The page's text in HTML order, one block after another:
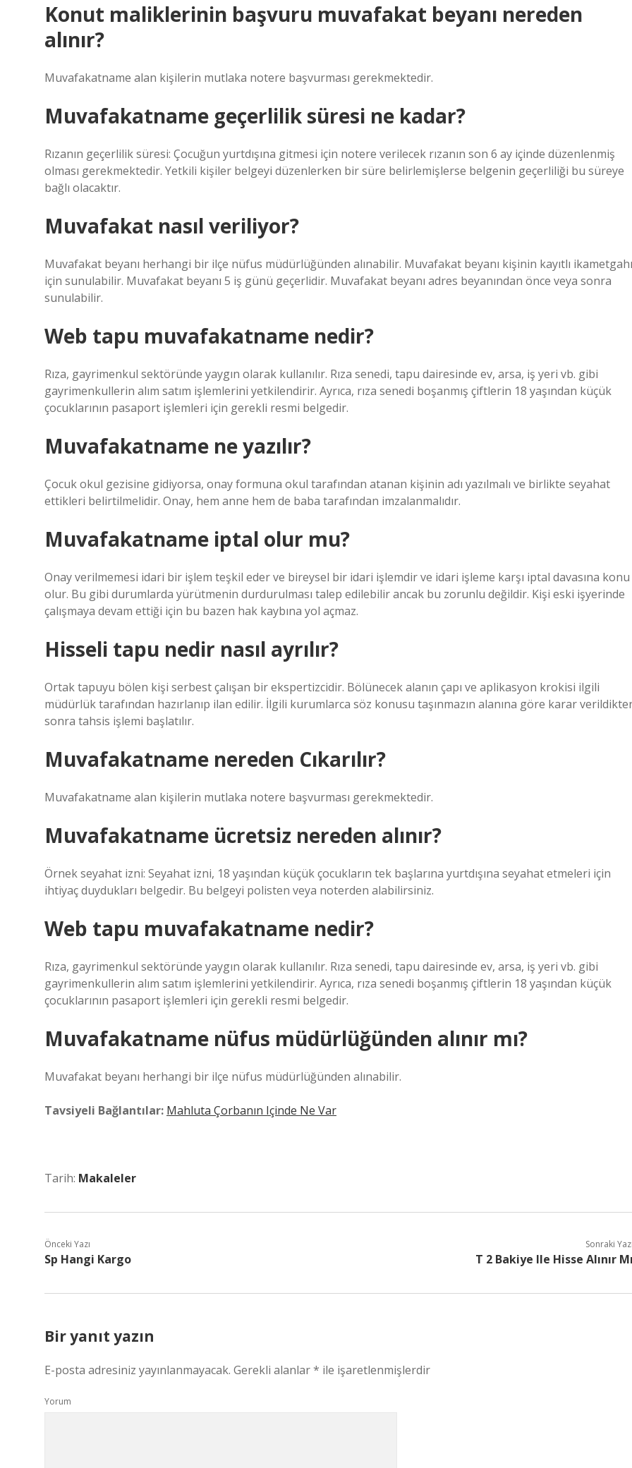
Konut maliklerinin başvuru muvafakat beyanı nereden
alınır?
Muvafakatname alan kişilerin mutlaka notere başvurması gerekmektedir.
Muvafakatname geçerlilik süresi ne kadar?
Rızanın geçerlilik süresi: Çocuğun yurtdışına gitmesi için notere verilecek rızanın son 6 ay içinde düzenlenmiş
olması gerekmektedir. Yetkili kişiler belgeyi düzenlerken bir süre belirlemişlerse belgenin geçerliliği bu süreye
bağlı olacaktır.
Muvafakat nasıl veriliyor?
Muvafakat beyanı herhangi bir ilçe nüfus müdürlüğünden alınabilir. Muvafakat beyanı kişinin kayıtlı ikametgahı
için sunulabilir. Muvafakat beyanı 5 iş günü geçerlidir. Muvafakat beyanı adres beyanından önce veya sonra
sunulabilir.
Web tapu muvafakatname nedir?
Rıza, gayrimenkul sektöründe yaygın olarak kullanılır. Rıza senedi, tapu dairesinde ev, arsa, iş yeri vb. gibi
gayrimenkullerin alım satım işlemlerini yetkilendirir. Ayrıca, rıza senedi boşanmış çiftlerin 18 yaşından küçük
çocuklarının pasaport işlemleri için gerekli resmi belgedir.
Muvafakatname ne yazılır?
Çocuk okul gezisine gidiyorsa, onay formuna okul tarafından atanan kişinin adı yazılmalı ve birlikte seyahat
ettikleri belirtilmelidir. Onay, hem anne hem de baba tarafından imzalanmalıdır.
Muvafakatname iptal olur mu?
Onay verilmemesi idari bir işlem teşkil eder ve bireysel bir idari işlemdir ve idari işleme karşı iptal davasına konu
olur. Bu gibi durumlarda yürütmenin durdurulması talep edilebilir ancak bu zorunlu değildir. Kişi eski işyerinde
çalışmaya devam ettiği için bu bazen hak kaybına yol açmaz.
Hisseli tapu nedir nasıl ayrılır?
Ortak tapuyu bölen kişi serbest çalışan bir ekspertizcidir. Bölünecek alanın çapı ve aplikasyon krokisi ilgili
müdürlük tarafından hazırlanıp ilan edilir. İlgili kurumlarca söz konusu taşınmazın alanına göre karar
sonra tahsis işlemi başlatılır.
Muvafakatname nereden Cıkarılır?
Muvafakatname alan kişilerin mutlaka notere başvurması gerekmektedir.
Muvafakatname ücretsiz nereden alınır?
Örnek seyahat izni: Seyahat izni, 18 yaşından küçük çocukların tek başlarına yurtdışına seyahat etmeleri için
ihtiyaç duydukları belgedir. Bu belgeyi polisten veya noterden alabilirsiniz.
Web tapu muvafakatname nedir?
Rıza, gayrimenkul sektöründe yaygın olarak kullanılır. Rıza senedi, tapu dairesinde ev, arsa, iş yeri vb. gibi
gayrimenkullerin alım satım işlemlerini yetkilendirir. Ayrıca, rıza senedi boşanmış çiftlerin 18 yaşından küçük
çocuklarının pasaport işlemleri için gerekli resmi belgedir.
Muvafakatname nüfus müdürlüğünden alınır mı?
Muvafakat beyanı herhangi bir ilçe nüfus müdürlüğünden alınabilir.
Tavsiyeli Bağlantılar: Mahluta Çorbanın Içinde Ne Var
Tarih: Makaleler
Önceki Yazı
Sp Hangi Kargo
Sonraki
T 2 Bakiye Ile Hisse Alınır
Bir yanıt yazın
E-posta adresiniz yayınlanmayacak. Gerekli alanlar* ile işaretlenmişlerdir
Yorum